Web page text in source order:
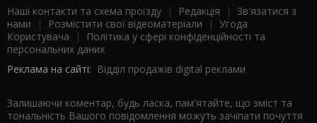
Наші контакти та схема проїзду | Редакція | Зв'язатися з
нами | Розмістити свої відеоматеріали | Угода
Користувача |
Політика у сфері конфіденційності та
персональних даних
Реклама на сайті: Відділ продажів digital реклами
Залишаючи коментар, будь ласка, пам'ятайте, що зміст та
тональність Вашого повідомлення можуть зачіпати почуття